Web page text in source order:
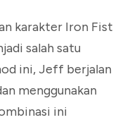
karakter Iron Fist
salah satu
ini, Jeff berjalan
menggunakan
ini